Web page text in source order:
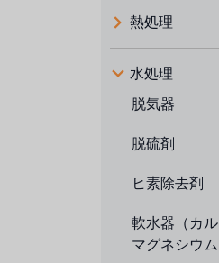
熱処理
水処理
脱気器
脱硫剤
ヒ素除去剤
軟水器（カル
マグネシウム